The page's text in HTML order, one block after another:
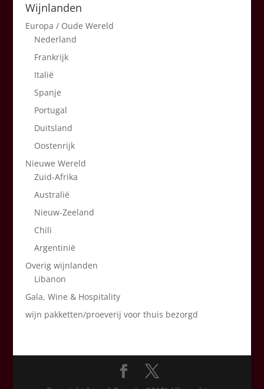
Wijnlanden
Europa / Oude Wereld
Nederland
Frankrijk
Italië
Spanje
Portugal
Duitsland
Oostenrijk
Nieuwe Wereld
Zuid-Afrika
Australië
Nieuw-Zeeland
Chili
Argentinië
Overig wijnlanden
Libanon
Gala, Wine & Hospitality
wijn pakketten/proeverij voor thuis bezorgd